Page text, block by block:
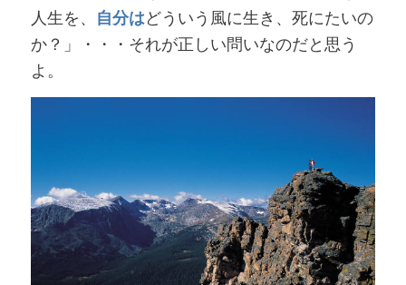
人生を、
自分はどういう風に生き、死にたいの
か？」・・・それが正しい問いなのだと思う
よ。